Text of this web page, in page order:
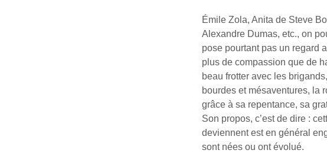
Émile Zola, Anita de Steve
Alexandre Dumas, etc., on
pose pourtant pas un regard
plus de compassion que de
beau frotter avec les
bourdes et mésaventures, la
grâce à sa repentance, sa
Son propos, c’est de dire :
deviennent est en général
sont nées ou ont évolué.